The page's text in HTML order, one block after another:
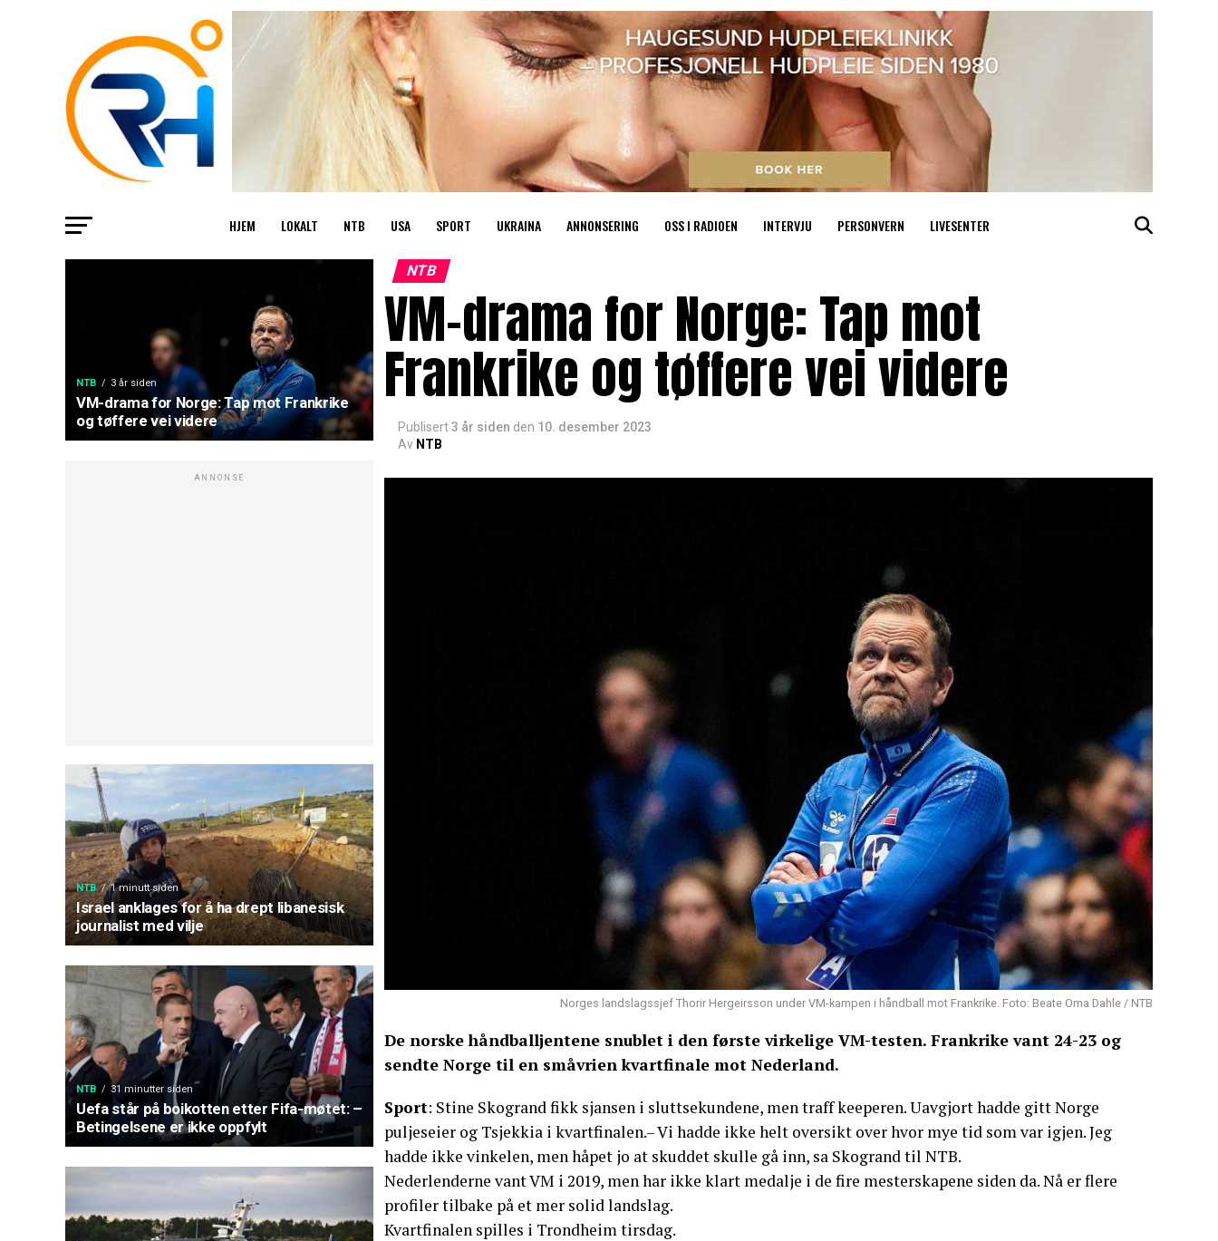
HJEM LOKALT NTB USA SPORT UKRAINA ANNONSERING OSS I RADIOEN INTERVJU PERSONVERN LIVESENTER
NTB 3 år siden
VM-drama for Norge: Tap mot Frankrike
og tøffere vei videre
ANNONSE
NTB 1 minutt siden
Israel anklages for å ha drept libanesisk
journalist med vilje
NTB 31 minutter siden
Uefa står på boikotten etter Fifa-møtet: –
Betingelsene er ikke oppfylt
NTB
VM-drama for Norge: Tap mot
Frankrike og tøffere vei videre
Publisert3 år siden den 10. desember 2023
Av NTB
Norges landslagssjef Thorir Hergeirsson under VM-kampen i håndball mot Frankrike. Foto: Beate Oma Dahle / NTB
De norske håndballjentene snublet i den første virkelige VM-testen. Frankrike vant 24-23 og
sendte Norge til en småvrien kvartfinale mot Nederland.
Sport: Stine Skogrand fikk sjansen i sluttsekundene, men traff keeperen. Uavgjort hadde gitt Norge
puljeseier og Tsjekkia i kvartfinalen.– Vi hadde ikke helt oversikt over hvor mye tid som var igjen. Jeg
hadde ikke vinkelen, men håpet jo at skuddet skulle gå inn, sa Skogrand til NTB.
Nederlenderne vant VM i 2019, men har ikke klart medalje i de fire mesterskapene siden da. Nå er flere
profiler tilbake på et mer solid landslag.
Kvartfinalen spilles i Trondheim tirsdag.